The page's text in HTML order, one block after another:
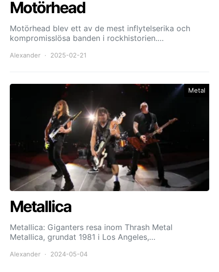
Motörhead
Motörhead blev ett av de mest inflytelserika och
kompromisslösa banden i rockhistorien.…
Alexander 2025-02-21
Metal
Metallica
Metallica: Giganters resa inom Thrash Metal
Metallica, grundat 1981 i Los Angeles,…
Alexander 2024-05-04